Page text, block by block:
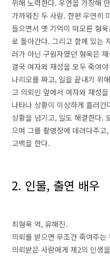
위해 노력한다. 우연을 가장해
가까워진 두 사람. 한편 우연히
들으면서 옛 기억이 떠오른 형
로 돌아간다. 그리고 함께 있는
러가 아닌 구원자였던 형욱은
결국 여자와 재성을 모두 죽여
나리오를 짜고, 일을 끝내기 위
고 의뢰인 앞에서 여자와 재성
나타나 상황이 이상하게 흘러간
상황을 넘기고, 일도 해결한다.
으며 그를 촬영장에 데려다주고,
고백을 한다.
2. 인물, 출연 배우
최형욱 역,유해진.
의뢰를 받으면 무조건 죽여주는
의뢰받은 사람에게 제2의 인생